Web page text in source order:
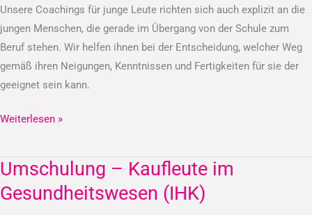
Unsere Coachings für junge Leute richten sich auch explizit an die
jungen Menschen, die gerade im Übergang von der Schule zum
Beruf stehen. Wir helfen ihnen bei der Entscheidung, welcher Weg
gemäß ihren Neigungen, Kenntnissen und Fertigkeiten für sie der
geeignet sein kann.
Weiterlesen »
Umschulung – Kaufleute im
Gesundheitswesen (IHK)
Umschulung
–
Kaufleute